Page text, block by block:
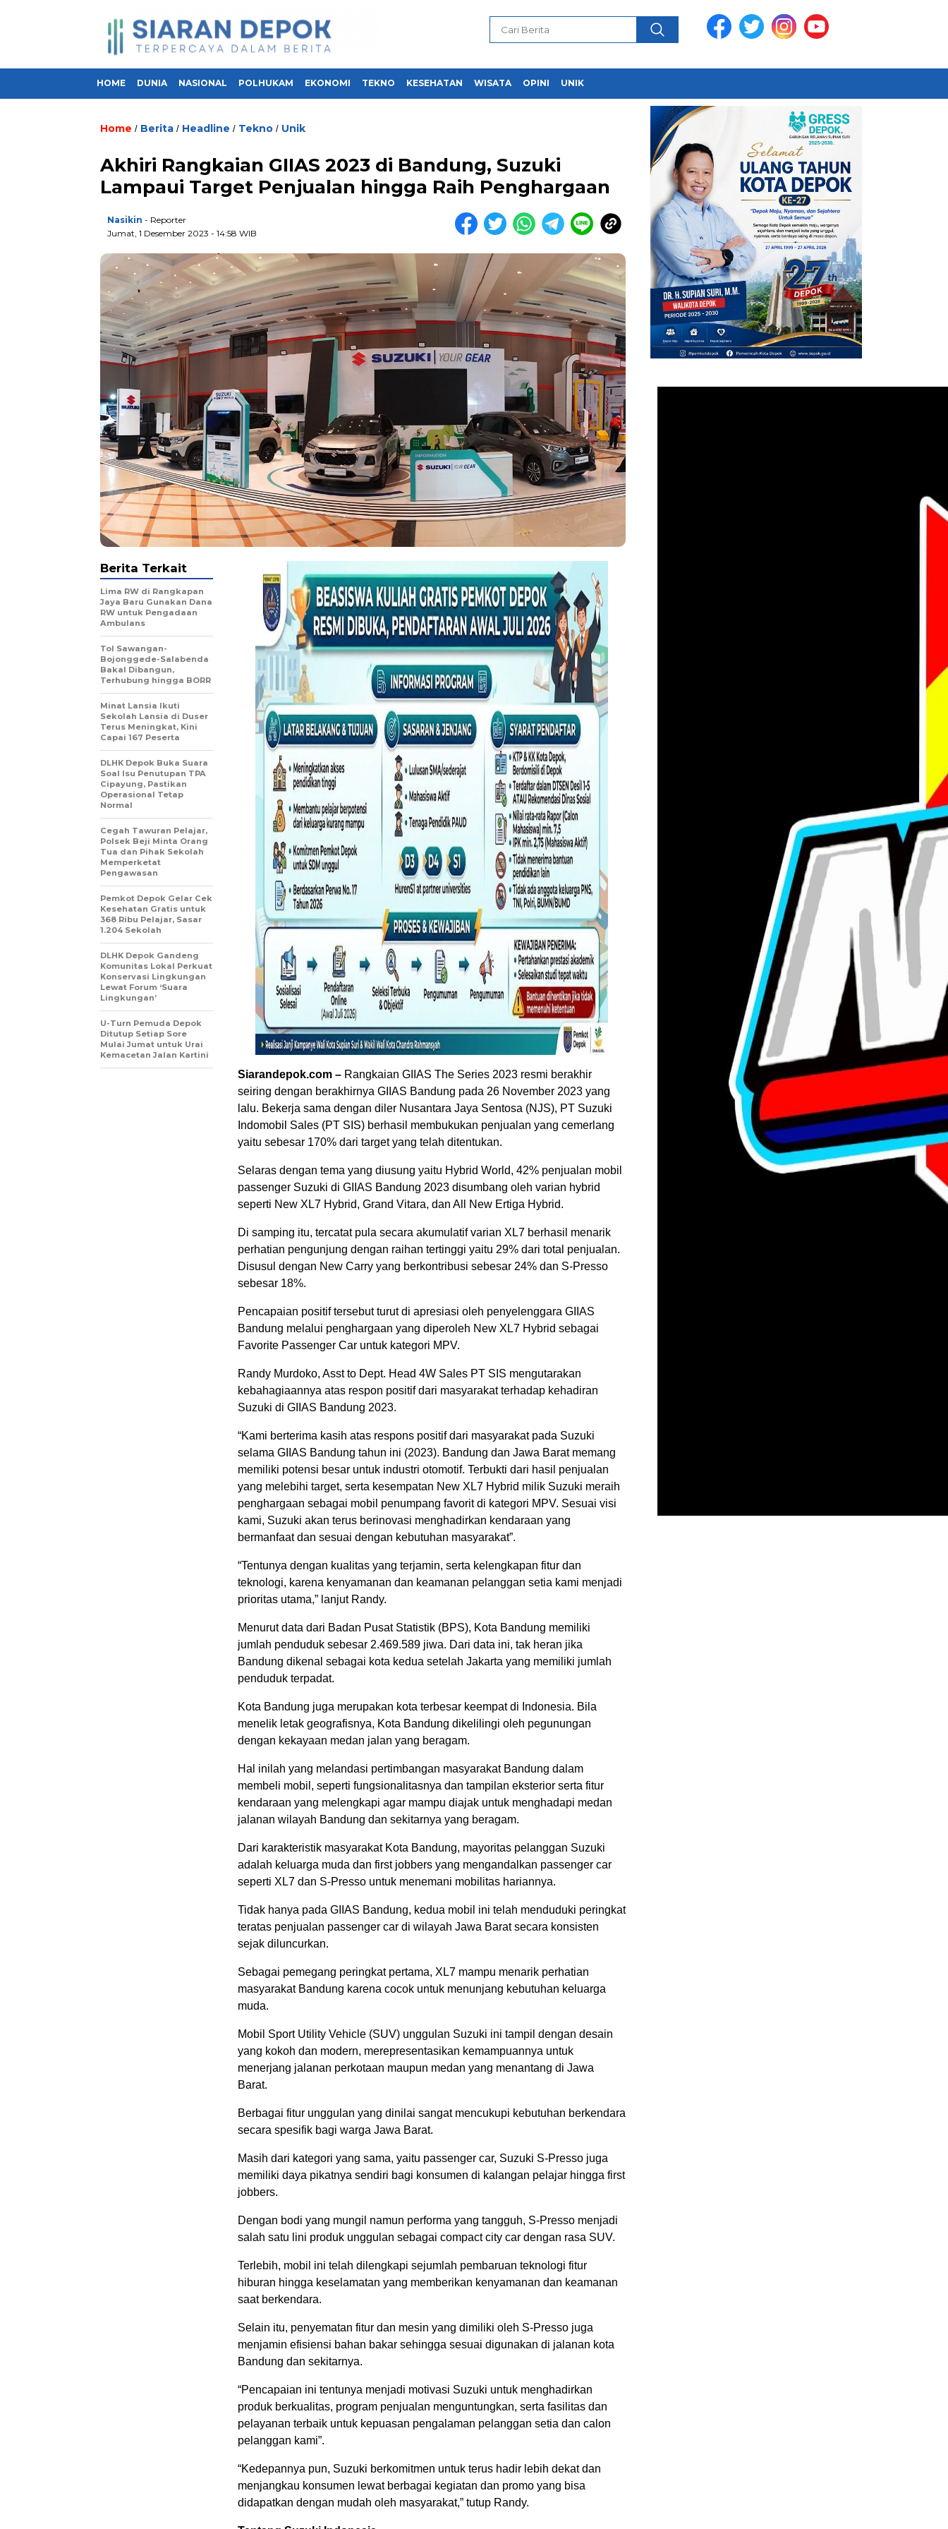
HOME DUNIA NASIONAL POLHUKAM EKONOMI TEKNO KESEHATAN WISATA OPINI UNIK
Home / Berita / Headline / Tekno / Unik
Akhiri Rangkaian GIIAS 2023 di Bandung, Suzuki
Lampaui Target Penjualan hingga Raih Penghargaan
Nasikin - Reporter
Jumat, 1 Desember 2023 - 14:58 WIB
Siarandepok.com – Rangkaian GIIAS The Series 2023 resmi berakhir
seiring dengan berakhirnya GIIAS Bandung pada 26 November 2023 yang
lalu. Bekerja sama dengan diler Nusantara Jaya Sentosa (NJS), PT Suzuki
Indomobil Sales (PT SIS) berhasil membukukan penjualan yang cemerlang
yaitu sebesar 170% dari target yang telah ditentukan.
Selaras dengan tema yang diusung yaitu Hybrid World, 42% penjualan mobil
passenger Suzuki di GIIAS Bandung 2023 disumbang oleh varian hybrid
seperti New XL7 Hybrid, Grand Vitara, dan All New Ertiga Hybrid.
Di samping itu, tercatat pula secara akumulatif varian XL7 berhasil menarik
perhatian pengunjung dengan raihan tertinggi yaitu 29% dari total penjualan.
Disusul dengan New Carry yang berkontribusi sebesar 24% dan S-Presso
sebesar 18%.
Pencapaian positif tersebut turut di apresiasi oleh penyelenggara GIIAS
Bandung melalui penghargaan yang diperoleh New XL7 Hybrid sebagai
Favorite Passenger Car untuk kategori MPV.
Randy Murdoko, Asst to Dept. Head 4W Sales PT SIS mengutarakan
kebahagiaannya atas respon positif dari masyarakat terhadap kehadiran
Suzuki di GIIAS Bandung 2023.
“Kami berterima kasih atas respons positif dari masyarakat pada Suzuki
selama GIIAS Bandung tahun ini (2023). Bandung dan Jawa Barat memang
memiliki potensi besar untuk industri otomotif. Terbukti dari hasil penjualan
yang melebihi target, serta kesempatan New XL7 Hybrid milik Suzuki meraih
penghargaan sebagai mobil penumpang favorit di kategori MPV. Sesuai visi
kami, Suzuki akan terus berinovasi menghadirkan kendaraan yang
bermanfaat dan sesuai dengan kebutuhan masyarakat”.
“Tentunya dengan kualitas yang terjamin, serta kelengkapan fitur dan
teknologi, karena kenyamanan dan keamanan pelanggan setia kami menjadi
prioritas utama,” lanjut Randy.
Menurut data dari Badan Pusat Statistik (BPS), Kota Bandung memiliki
jumlah penduduk sebesar 2.469.589 jiwa. Dari data ini, tak heran jika
Bandung dikenal sebagai kota kedua setelah Jakarta yang memiliki jumlah
penduduk terpadat.
Kota Bandung juga merupakan kota terbesar keempat di Indonesia. Bila
menelik letak geografisnya, Kota Bandung dikelilingi oleh pegunungan
dengan kekayaan medan jalan yang beragam.
Hal inilah yang melandasi pertimbangan masyarakat Bandung dalam
membeli mobil, seperti fungsionalitasnya dan tampilan eksterior serta fitur
kendaraan yang melengkapi agar mampu diajak untuk menghadapi medan
jalanan wilayah Bandung dan sekitarnya yang beragam.
Dari karakteristik masyarakat Kota Bandung, mayoritas pelanggan Suzuki
adalah keluarga muda dan first jobbers yang mengandalkan passenger car
seperti XL7 dan S-Presso untuk menemani mobilitas hariannya.
Tidak hanya pada GIIAS Bandung, kedua mobil ini telah menduduki peringkat
teratas penjualan passenger car di wilayah Jawa Barat secara konsisten
sejak diluncurkan.
Sebagai pemegang peringkat pertama, XL7 mampu menarik perhatian
masyarakat Bandung karena cocok untuk menunjang kebutuhan keluarga
muda.
Mobil Sport Utility Vehicle (SUV) unggulan Suzuki ini tampil dengan desain
yang kokoh dan modern, merepresentasikan kemampuannya untuk
menerjang jalanan perkotaan maupun medan yang menantang di Jawa
Barat.
Berbagai fitur unggulan yang dinilai sangat mencukupi kebutuhan berkendara
secara spesifik bagi warga Jawa Barat.
Masih dari kategori yang sama, yaitu passenger car, Suzuki S-Presso juga
memiliki daya pikatnya sendiri bagi konsumen di kalangan pelajar hingga first
jobbers.
Dengan bodi yang mungil namun performa yang tangguh, S-Presso menjadi
salah satu lini produk unggulan sebagai compact city car dengan rasa SUV.
Terlebih, mobil ini telah dilengkapi sejumlah pembaruan teknologi fitur
hiburan hingga keselamatan yang memberikan kenyamanan dan keamanan
saat berkendara.
Selain itu, penyematan fitur dan mesin yang dimiliki oleh S-Presso juga
menjamin efisiensi bahan bakar sehingga sesuai digunakan di jalanan kota
Bandung dan sekitarnya.
“Pencapaian ini tentunya menjadi motivasi Suzuki untuk menghadirkan
produk berkualitas, program penjualan menguntungkan, serta fasilitas dan
pelayanan terbaik untuk kepuasan pengalaman pelanggan setia dan calon
pelanggan kami”.
“Kedepannya pun, Suzuki berkomitmen untuk terus hadir lebih dekat dan
menjangkau konsumen lewat berbagai kegiatan dan promo yang bisa
didapatkan dengan mudah oleh masyarakat,” tutup Randy.
Berita Terkait
Lima RW di Rangkapan
Jaya Baru Gunakan Dana
RW untuk Pengadaan
Ambulans
Tol Sawangan-
Bojonggede-Salabenda
Bakal Dibangun,
Terhubung hingga BORR
Minat Lansia Ikuti
Sekolah Lansia di Duser
Terus Meningkat, Kini
Capai 167 Peserta
DLHK Depok Buka Suara
Soal Isu Penutupan TPA
Cipayung, Pastikan
Operasional Tetap
Normal
Cegah Tawuran Pelajar,
Polsek Beji Minta Orang
Tua dan Pihak Sekolah
Memperketat
Pengawasan
Pemkot Depok Gelar Cek
Kesehatan Gratis untuk
368 Ribu Pelajar, Sasar
1.204 Sekolah
DLHK Depok Gandeng
Komunitas Lokal Perkuat
Konservasi Lingkungan
Lewat Forum ‘Suara
Lingkungan’
U-Turn Pemuda Depok
Ditutup Setiap Sore
Mulai Jumat untuk Urai
Kemacetan Jalan Kartini